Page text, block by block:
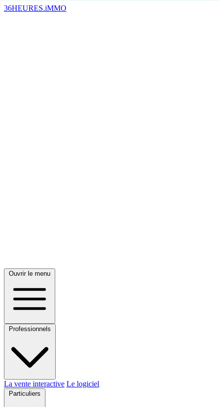
36HEURES.iMMO
Ouvrir le menu
Professionnels
La vente interactive Le logiciel
Particuliers